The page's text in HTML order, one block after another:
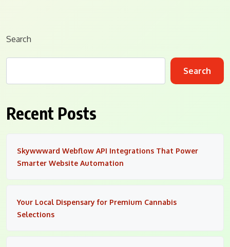
Search
Search
Recent Posts
Skywwward Webflow API Integrations That Power
Smarter Website Automation
Your Local Dispensary for Premium Cannabis
Selections